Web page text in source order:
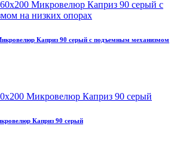
Каприз 90 серый с подъемным механизмом
Каприз 90 серый